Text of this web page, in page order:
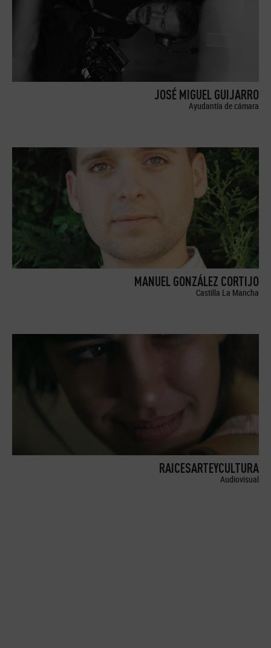
JOSÉ MIGUEL GUIJARRO
Ayudantía de cámara
MANUEL GONZÁLEZ CORTIJO
Castilla La Mancha
RAICESARTEYCULTURA
Audiovisual